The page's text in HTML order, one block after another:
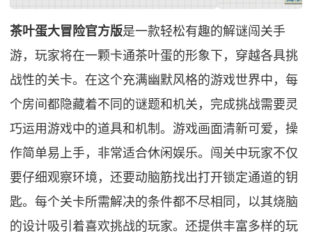
茶叶蛋大冒险官方版是一款轻松有趣的解谜闯关手
游，玩家将在一颗卡通茶叶蛋的形象下，穿越各具挑
战性的关卡。在这个充满幽默风格的游戏世界中，每
个房间都隐藏着不同的谜题和机关，完成挑战需要灵
巧运用游戏中的道具和机制。游戏画面清新可爱，操
作简单易上手，非常适合休闲娱乐。闯关中玩家不仅
要仔细观察环境，还要动脑筋找出打开锁定通道的钥
匙。每个关卡所需解决的条件都不尽相同，以其烧脑
的设计吸引着喜欢挑战的玩家。还提供丰富多样的玩